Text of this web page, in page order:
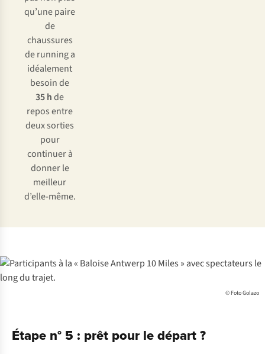
qu’une paire
de
chaussures
de running a
idéalement
besoin de
35 hde
repos entre
deux sorties
pour
continuer à
donner le
meilleur
d’elle-même.
© Foto Golazo
Étape n° 5 : prêt pour le départ ?